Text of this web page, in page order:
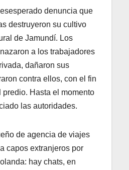
denuncia que
destruyeron su cultivo
de Jamundí. Los
a los trabajadores
dañaron sus
contra ellos, con el fin
predio. Hasta el momento
las autoridades.
de agencia de viajes
capos extranjeros por
hay chats, en